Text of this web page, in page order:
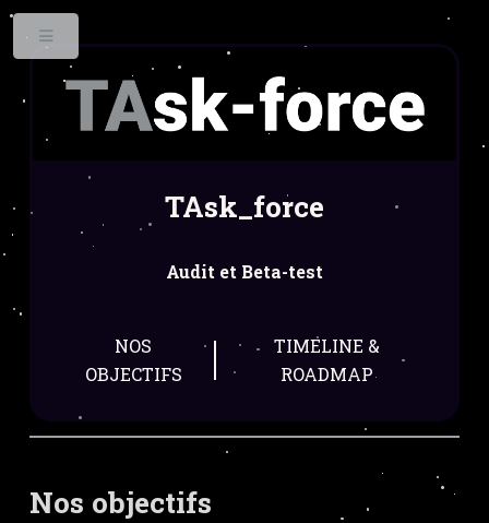
TAsk_force
Audit et Beta-test
NOS
OBJECTIFS
TIMELINE &
ROADMAP
Nos objectifs